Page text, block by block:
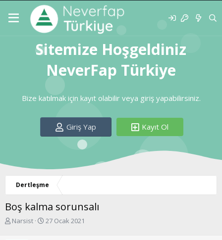
Sitemize Hoşgeldiniz
NeverFap Türkiye
Bize katılmak için kayıt olabilir veya giriş yapabilirsiniz.
Giriş Yap Kayıt Ol
Dertleşme
Boş kalma sorunsalı
K
Narsist
B
27 Ocak 2021